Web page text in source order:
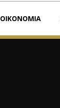
ΟΙΚΟΝΟΜΙΑ